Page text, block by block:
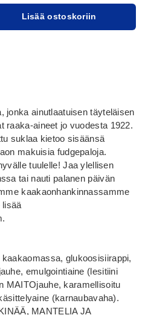
missing:
Lisää ostoskoriin
jonka ainutlaatuisen täyteläisen
raaka-aineet jo vuodesta 1922.
suklaa kietoo sisäänsä
makuisia fudgepaloja.
tuulelle! Jaa ylellisen
tai nauti palanen päivän
kaakaonhankinnassamme
lisää
glukoosisiirappi,
emulgointiaine (lesitiini
MAITOjauhe, karamellisoitu
(karnaubavaha).
MANTELIA JA